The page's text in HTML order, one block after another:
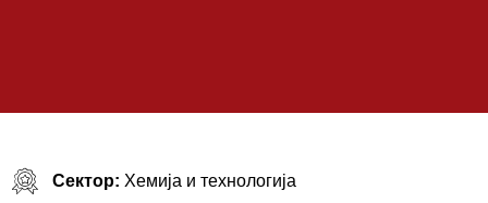
Сектор: Хемија и технологија